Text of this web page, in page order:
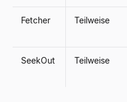
Fetcher Teilweise
SeekOut Teilweise